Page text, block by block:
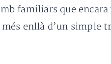
familiars que
enllà d’un simple